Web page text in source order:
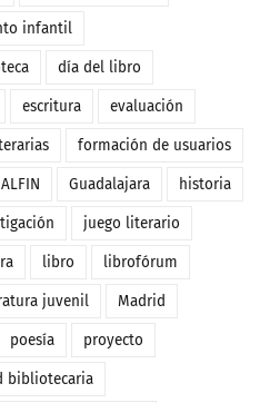
infantil
día del libro
escritura evaluación
formación de usuarios
Guadalajara historia
juego literario
libro librofórum
juvenil Madrid
poesía proyecto
bibliotecaria